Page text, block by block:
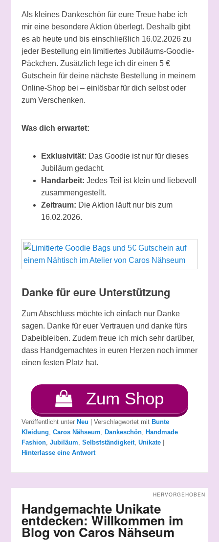
Als kleines Dankeschön für eure Treue habe ich
mir eine besondere Aktion überlegt. Deshalb gibt
es ab heute und bis einschließlich 16.02.2026 zu
jeder Bestellung ein limitiertes Jubiläums-Goodie-
Päckchen. Zusätzlich lege ich dir einen 5 €
Gutschein für deine nächste Bestellung in meinem
Online-Shop bei – einlösbar für dich selbst oder
zum Verschenken.
Was dich erwartet:
Exklusivität: Das Goodie ist nur für dieses
Jubiläum gedacht.
Handarbeit: Jedes Teil ist klein und liebevoll
zusammengestellt.
Zeitraum: Die Aktion läuft nur bis zum
16.02.2026.
Danke für eure Unterstützung
Zum Abschluss möchte ich einfach nur Danke
sagen. Danke für euer Vertrauen und danke fürs
Dabeibleiben. Zudem freue ich mich sehr darüber,
dass Handgemachtes in euren Herzen noch immer
einen festen Platz hat.
Zum Shop
Veröffentlicht unter Neu Verschlagwortet mit Bunte
Kleidung, Caros Nähseum, Dankeschön, Handmade
Fashion, Jubiläum, Selbstständigkeit, Unikate
Hinterlasse eine Antwort
Handgemachte Unikate
entdecken: Willkommen im
Blog von Caros Nähseum
HERVORGEHOBEN